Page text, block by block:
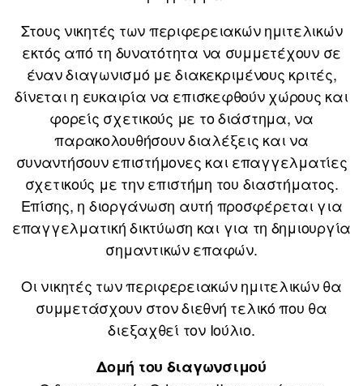
Στους νικητές των περιφερειακών ημιτελικών
εκτός από τη δυνατότητα να συμμετέχουν σε
έναν διαγωνισμό με διακεκριμένους κριτές,
δίνεται η ευκαιρία να επισκεφθούν χώρους και
φορείς σχετικούς με το διάστημα, να
παρακολουθήσουν διαλέξεις και να
συναντήσουν επιστήμονες και επαγγελματίες
σχετικούς με την επιστήμη του διαστήματος.
Επίσης, η διοργάνωση αυτή προσφέρεται για
επαγγελματική δικτύωση και για τη δημιουργία
σημαντικών επαφών.
Οι νικητές των περιφερειακών ημιτελικών θα
συμμετάσχουν στον διεθνή τελικό που θα
διεξαχθεί τον Ιούλιο.
Δομή του διαγωνσιμού